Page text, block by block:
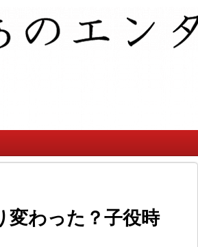
変わった？子役時